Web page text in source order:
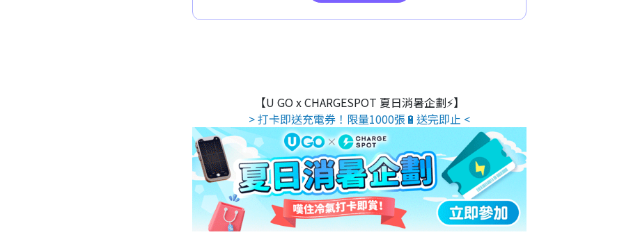
【U GO x CHARGESPOT 夏日消暑企劃⚡】
> 打卡即送充電券！限量1000張🔋送完即止 <